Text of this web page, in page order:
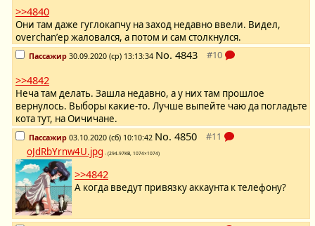
>>4840
Они там даже гуглокапчу на заход недавно ввели. Видел,
overchan’ер жаловался, а потом и сам столкнулся.
Пассажир 30.09.2020 (ср) 13:13:34 No. 4843
>>4842
Неча там делать. Зашла недавно, а у них там прошлое
вернулось. Выборы какие-то. Лучше выпейте чаю да погладьте
кота тут, на Оичичане.
Пассажир 03.10.2020 (сб) 10:10:42 No. 4850
oJdRbYrnw4U.jpg - (294.97KB, 1074×1074)
>>4842
А когда введут привязку аккаунта к телефону?